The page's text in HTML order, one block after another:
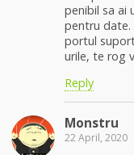
penibil sa ai
pentru date.
portul
urile, te rog
Reply
Monstru
22 April, 2020